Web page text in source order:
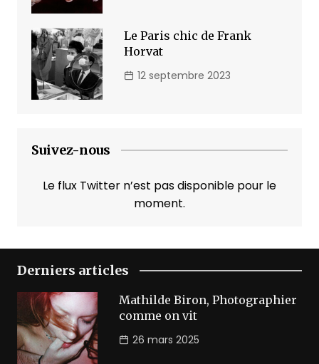
Le Paris chic de Frank
Horvat
12 septembre 2023
Suivez-nous
Le flux Twitter n’est pas disponible pour le
moment.
Derniers articles
Mathilde Biron, Photographier
comme on vit
26 mars 2025